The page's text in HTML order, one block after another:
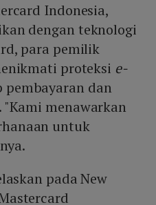
Indonesia,
dengan teknologi
para pemilik
proteksi e-
dan
menawarkan
untuk
pada New